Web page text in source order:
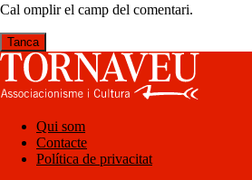
Cal omplir el camp del comentari.
Tanca
Qui som
Contacte
Política de privacitat